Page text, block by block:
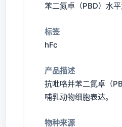
苯二氮卓（PBD）水平
标签
hFc
产品描述
抗吡咯并苯二氮卓（
哺乳动物细胞表达。
物种来源